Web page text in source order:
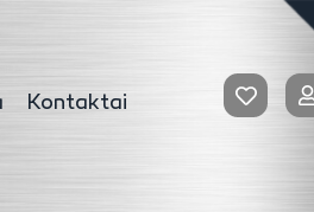
Kontaktai